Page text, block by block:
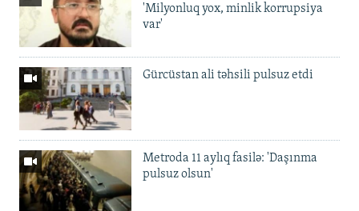
'Milyonluq yox, minlik korrupsiya
var'
Gürcüstan ali təhsili pulsuz etdi
Metroda 11 aylıq fasilə: 'Daşınma
pulsuz olsun'